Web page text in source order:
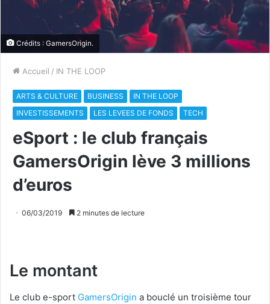
Crédits : GamersOrigin.
Accueil / IN THE LOOP
ARTS & CULTURE BUSINESS
IN THE LOOP
INVESTISSEMENTS
LES LEVEES DE FONDS TECH
eSport : le club français
GamersOrigin lève 3 millions
d’euros
06/03/2019 2 minutes de lecture
Le montant
Le club e-sport GamersOrigin a bouclé un troisième tour